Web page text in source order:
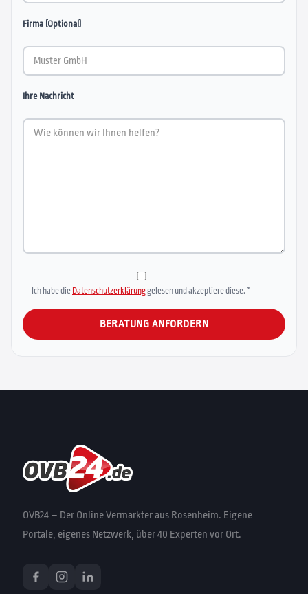
Firma (Optional)
Ihre Nachricht
Ich habe die Datenschutzerklärunggelesen und akzeptiere diese. *
OVB24 – Der Online Vermarkter aus Rosenheim. Eigene
Portale, eigenes Netzwerk, über 40 Experten vor Ort.